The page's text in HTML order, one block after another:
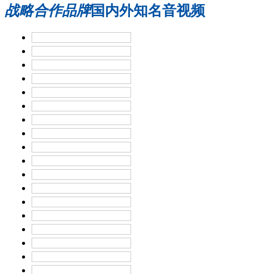
战略合作品牌国内外知名音视频